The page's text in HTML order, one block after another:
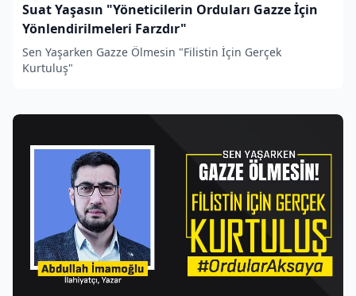
Suat Yaşasın "Yöneticilerin Orduları Gazze İçin
Yönlendirilmeleri Farzdır"
Sen Yaşarken Gazze Ölmesin "Filistin İçin Gerçek
Kurtuluş"